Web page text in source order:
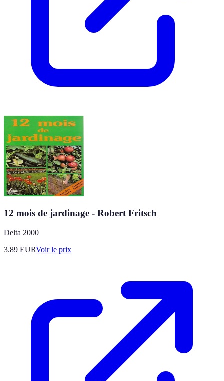
12 mois de jardinage - Robert Fritsch
Delta 2000
3.89 EURVoir le prix